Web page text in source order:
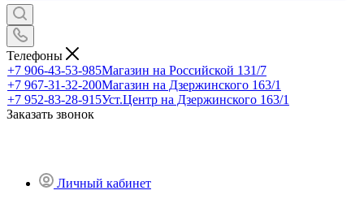
Телефоны
+7 906-43-53-985Магазин на Российской 131/7
+7 967-31-32-200Магазин на Дзержинского 163/1
+7 952-83-28-915Уст.Центр на Дзержинского 163/1
Заказать звонок
Личный кабинет